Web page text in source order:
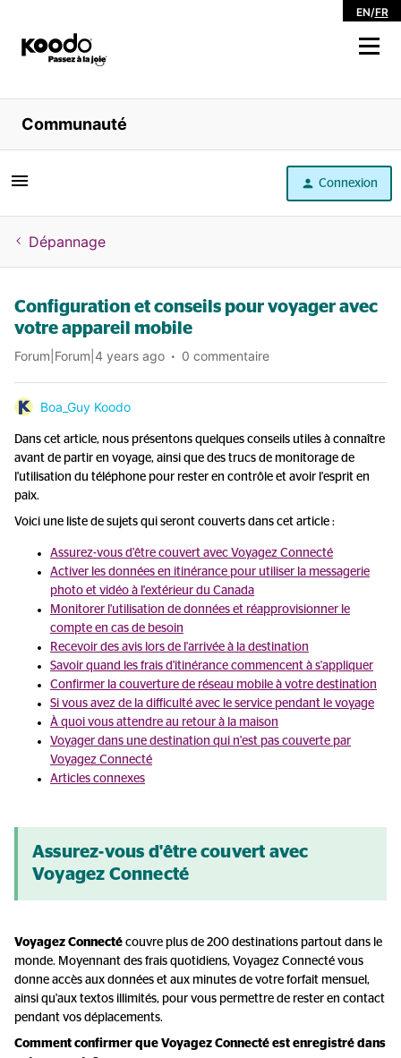
EN/FR
Magasiner
Libre service
Aide
Communauté
Connexion
Dépannage
Configuration et conseils pour voyager avec
votre appareil mobile
Forum|Forum|4 years ago 0 commentaire
Boa_Guy Koodo
Dans cet article, nous présentons quelques conseils utiles à connaître
avant de partir en voyage, ainsi que des trucs de monitorage de
l'utilisation du téléphone pour rester en contrôle et avoir l'esprit en
paix.
Voici une liste de sujets qui seront couverts dans cet article :
Assurez-vous d'être couvert avec Voyagez Connecté
Activer les données en itinérance pour utiliser la messagerie
photo et vidéo à l'extérieur du Canada
Monitorer l'utilisation de données et réapprovisionner le
compte en cas de besoin
Recevoir des avis lors de l'arrivée à la destination
Savoir quand les frais d'itinérance commencent à s'appliquer
Confirmer la couverture de réseau mobile à votre destination
Si vous avez de la difficulté avec le service pendant le voyage
À quoi vous attendre au retour à la maison
Voyager dans une destination qui n'est pas couverte par
Voyagez Connecté
Articles connexes
Assurez-vous d'être couvert avec
Voyagez Connecté
Voyagez Connecté couvre plus de 200 destinations partout dans le
monde. Moyennant des frais quotidiens, Voyagez Connecté vous
donne accès aux données et aux minutes de votre forfait mensuel,
ainsi qu'aux textos illimités, pour vous permettre de rester en contact
pendant vos déplacements.
Comment confirmer que Voyagez Connecté est enregistré dans